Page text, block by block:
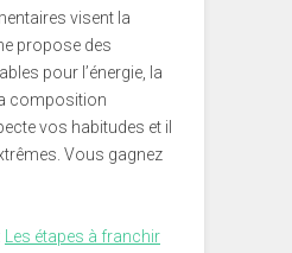
visent la
propose des
pour l’énergie, la
composition
vos habitudes et il
Vous gagnez
Les étapes à franchir